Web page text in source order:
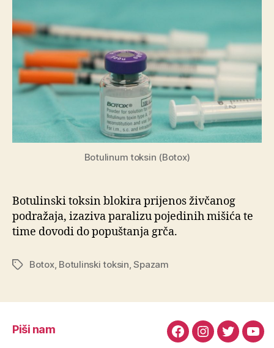
Botulinum toksin (Botox)
Botulinski toksin blokira prijenos živčanog
podražaja, izaziva paralizu pojedinih mišića te
time dovodi do popuštanja grča.
Oznake
Botox, Botulinski toksin ,Spazam
Piši nam
FacebookInstagram
Twitter